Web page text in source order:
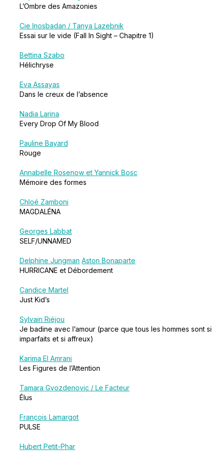
L’Ombre des Amazonies
Cie Inosbadan / Tanya Lazebnik
Essai sur le vide (Fall In Sight – Chapitre 1)
Bettina Szabo
Hélichryse
Eva Assayas
Dans le creux de l’absence
Nadia Larina
Every Drop Of My Blood
Pauline Bayard
Rouge
Annabelle Rosenow et Yannick Bosc
Mémoire des formes
Chloé Zamboni
MAGDALÉNA
Georges Labbat
SELF/UNNAMED
Delphine Jungman Aston Bonaparte
HURRICANE et Débordement
Candice Martel
Just Kid’s
Sylvain Riéjou
Je badine avec l’amour (parce que tous les hommes sont si
imparfaits et si affreux)
Karima El Amrani
Les Figures de l’Attention
Tamara Gvozdenovic / Le Facteur
Élus
François Lamargot
PULSE
Hubert Petit-Phar